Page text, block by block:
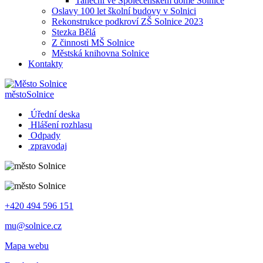
Oslavy 100 let školní budovy v Solnici
Rekonstrukce podkroví ZŠ Solnice 2023
Stezka Bělá
Z činnosti MŠ Solnice
Městská knihovna Solnice
Kontakty
městoSolnice
Úřední deska
Hlášení rozhlasu
Odpady
zpravodaj
+420 494 596 151
mu@solnice.cz
Mapa webu